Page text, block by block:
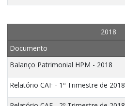
2018
Documento
Balanço Patrimonial HPM - 2018
Relatório CAF - 1º Trimestre de 2018